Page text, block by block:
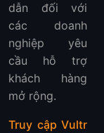
dẫn đối với
các doanh
nghiệp yêu
cầu hỗ trợ
khách hàng
mở rộng.
Truy cập Vultr